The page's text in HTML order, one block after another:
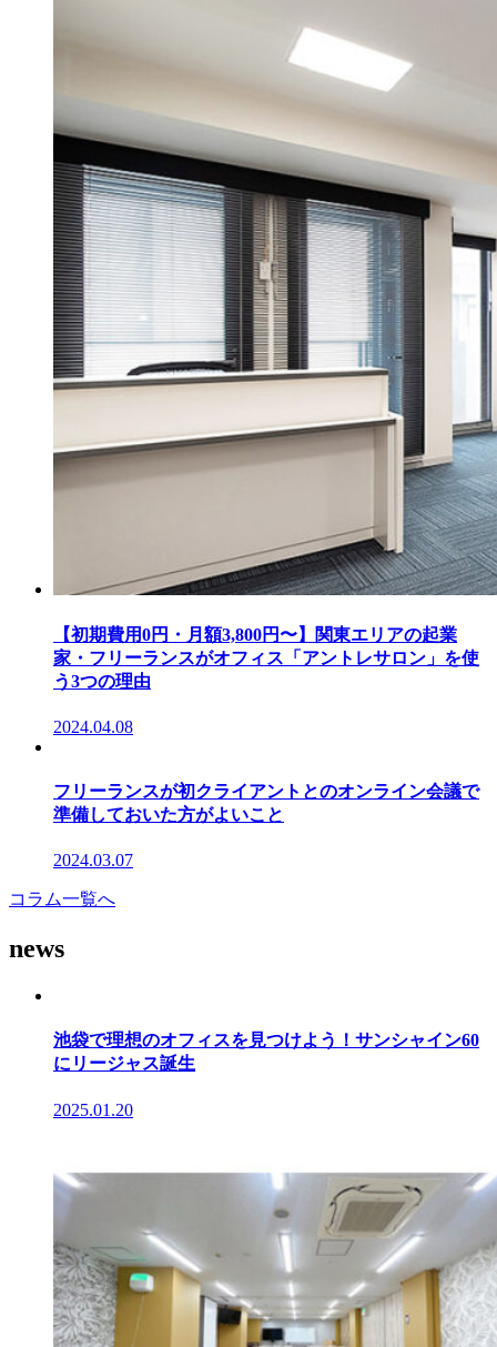
【初期費用0円・月額3,800円〜】関東エリアの起業
家・フリーランスがオフィス「アントレサロン」を使
う3つの理由
2024.04.08
フリーランスが初クライアントとのオンライン会議で
準備しておいた方がよいこと
2024.03.07
コラム一覧へ
news
池袋で理想のオフィスを見つけよう！サンシャイン60
にリージャス誕生
2025.01.20